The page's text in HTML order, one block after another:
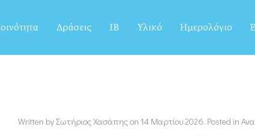
Δράσεις IB Υλικό Ημερολόγιο
Written by Σωτήριος Χασάπης on 14 Μαρτίου 2026. Posted in